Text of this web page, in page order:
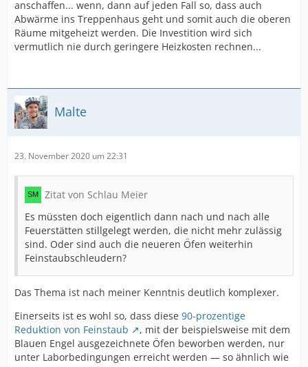
anschaffen... wenn, dann auf jeden Fall so, dass auch
Abwärme ins Treppenhaus geht und somit auch die oberen
Räume mitgeheizt werden. Die Investition wird sich
vermutlich nie durch geringere Heizkosten rechnen...
Malte
23. November 2020 um 22:31
Zitat von Schlau Meier
Es müssten doch eigentlich dann nach und nach alle
Feuerstätten stillgelegt werden, die nicht mehr zulässig
sind. Oder sind auch die neueren Öfen weiterhin
Feinstaubschleudern?
Das Thema ist nach meiner Kenntnis deutlich komplexer.
Einerseits ist es wohl so, dass diese 90-prozentige
Reduktion von Feinstaub
, mit der beispielsweise mit dem
Blauen Engel ausgezeichnete Öfen beworben werden, nur
unter Laborbedingungen erreicht werden — so ähnlich wie